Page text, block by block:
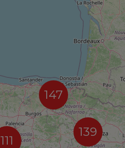
147
111
139